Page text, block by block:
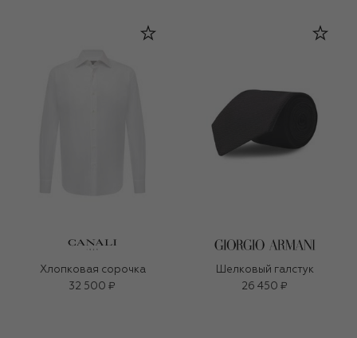
Хлопковая сорочка
32 500 ₽
Шелковый галстук
26 450 ₽